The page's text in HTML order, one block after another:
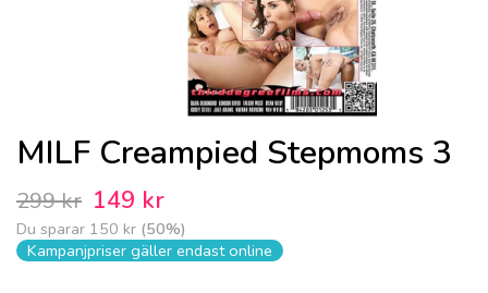
MILF Creampied Stepmoms 3
299 kr 149 kr
Du sparar 150 kr (50%)
Kampanjpriser gäller endast online